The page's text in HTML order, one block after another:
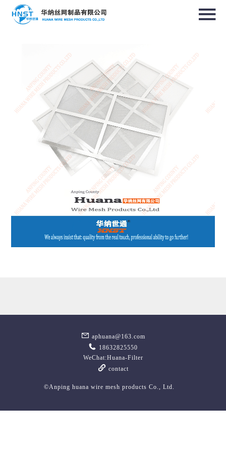
选择国家／地区
亚洲
中华人民共和国
North & South America
USA / English
Canada / English
©Anping huana wire mesh products Co., Ltd.
aphuana@163.com
18632825550
WeChat:Huana-Filter
contact